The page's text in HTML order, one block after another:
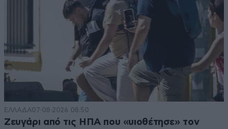
ΕΛΛΑΔΑ07·08·2026 08:50
Ζευγάρι από τις ΗΠΑ που «υιοθέτησε» τον